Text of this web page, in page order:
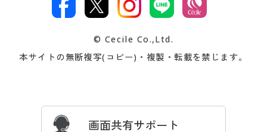
著作権・商標について 会社案内
プレゼント＆キャンペーン サイトマップ
交換・返品は お支払は
ついて
忘れの場合
© Cecile Co.,Ltd.
本サイトの無断複写(コピー)・複製・転載を禁じます。
画面共有サポート